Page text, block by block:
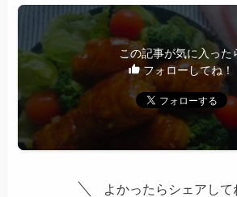
この記事が気に入った
フォローしてね！
よかったらシェアして